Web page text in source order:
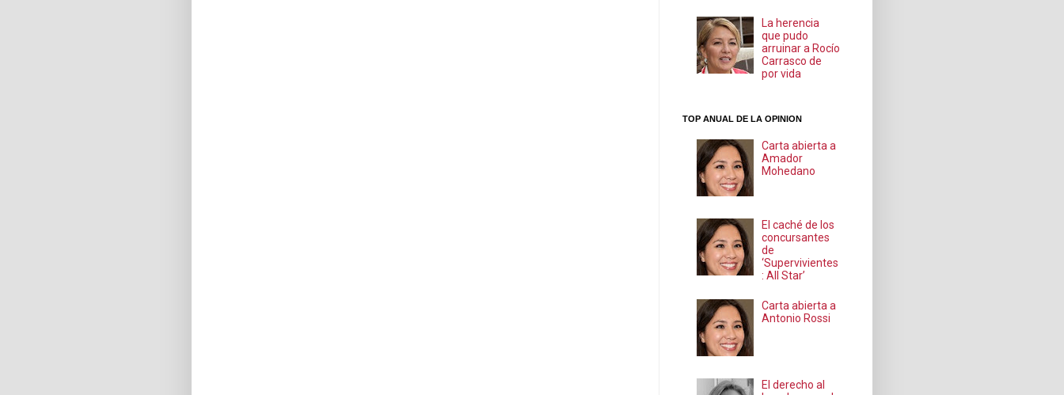
La herencia
que pudo
arruinar a Rocío
Carrasco de
por vida
TOP ANUAL DE LA OPINION
Carta abierta a
Amador
Mohedano
El caché de los
concursantes
de
‘Supervivientes
: All Star’
Carta abierta a
Antonio Rossi
El derecho al